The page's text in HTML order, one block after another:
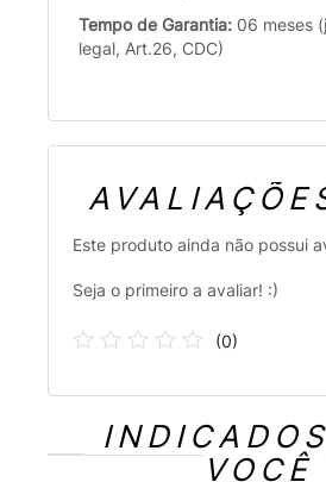
Tempo de Garantia: 06 meses
legal, Art.26, CDC)
Este produto ainda não possui
Seja o primeiro a avaliar! :)
(0)
VOCÊ